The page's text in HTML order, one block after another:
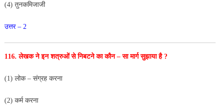
(4) तुनकमिजाजी
उत्तर – 2
116. लेखक ने इन शत्रुओं से निबटने का कौन – सा मार्गसुझाया है ?
(1) लोक – संग्रह करना
(2) कर्म करना